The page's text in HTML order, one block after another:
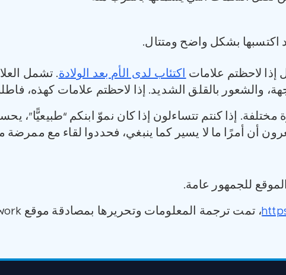
بشكل واضح ومتتال.
إذا لاحظتم علامات اكتئاب لدى الأم بعد الولادة. ‏تشمل
والشعور بالقلق الشديد. إذا لاحظتم علامات كهذه،
مختلفة. إذا كنتم تتساءلون إذا كان نموّ ابنكم “طبيعيًّا”،
أن أمرًا ما لا يسير كما ينبغي، فحددوا لقاء مع
للجمهور عامة.
، تمت ترجمة المعلومات وتحريرها بمصادقة موقع Raising Children Network